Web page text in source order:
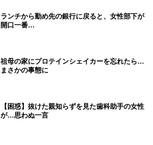
ランチから勤め先の銀行に戻ると、女性部下が
開口一番…
祖母の家にプロテインシェイカーを忘れたら…
まさかの事態に
【困惑】抜けた親知らずを見た歯科助手の女性
が…思わぬ一言